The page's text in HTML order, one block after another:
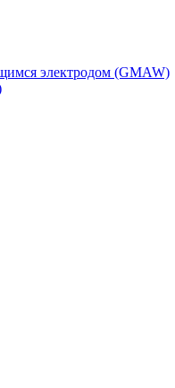
электродом (GMAW)